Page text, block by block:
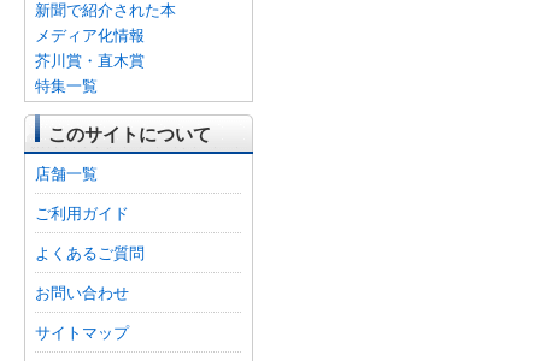
新聞で紹介された本
メディア化情報
芥川賞・直木賞
特集一覧
このサイトについて
店舗一覧
ご利用ガイド
よくあるご質問
お問い合わせ
サイトマップ